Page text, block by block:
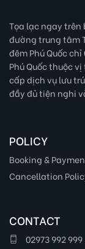
Tọa lạc ngay
đường trung tâm
đêm Phú Quốc
Phú Quốc thuộc
cấp dịch vụ lưu
đầy đủ tiện nghi
POLICY
Booking &
Cancellation
CONTACT
02973 992